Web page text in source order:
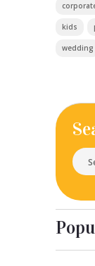
kids
wedding